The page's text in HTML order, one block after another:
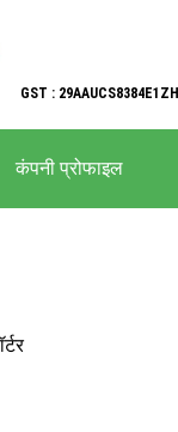
GST : 29AAUCS8384E1ZH
कंपनी प्रोफाइल